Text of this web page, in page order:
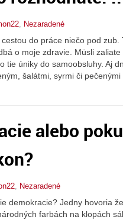
Nezaradené
do práce niečo pod
o moje zdravie. Müsli
tie úniky do samoobsluhy. Aj
šalátmi, syrmi či
alebo
Nezaradené
demokracie? Jedny hovoria
farbách na klopách